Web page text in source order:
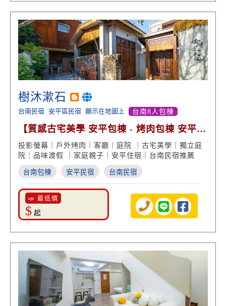
樹沐漱石
台南民宿 安平區民宿 顯示在地圖上 台南8人包棟
【質感古宅美學 安平包棟 - 烤肉包棟 安平老
街美食】
投影螢幕｜戶外烤肉｜客廳｜庭院 ｜古宅美學｜獨立庭
院｜品味渡假 ｜家庭親子｜安平住宿｜台南民宿推薦
台南包棟 安平民宿 台南民宿
📣 最低價
$ 起